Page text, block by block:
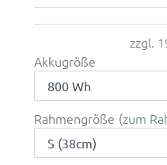
zzgl.
Akkugröße
Rahmengröße zum